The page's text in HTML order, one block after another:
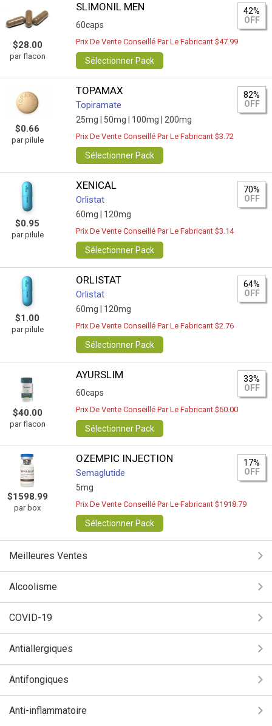
$28.00
par flacon
SLIMONIL MEN
60caps
42%
OFF
Prix De Vente Conseillé Par Le Fabricant $47.99
Sélectionner Pack
$0.66
par pilule
TOPAMAX
Topiramate
25mg | 50mg | 100mg | 200mg
82%
OFF
Prix De Vente Conseillé Par Le Fabricant $3.72
Sélectionner Pack
$0.95
par pilule
XENICAL
Orlistat
60mg | 120mg
70%
OFF
Prix De Vente Conseillé Par Le Fabricant $3.14
Sélectionner Pack
$1.00
par pilule
ORLISTAT
Orlistat
60mg | 120mg
64%
OFF
Prix De Vente Conseillé Par Le Fabricant $2.76
Sélectionner Pack
$40.00
par flacon
AYURSLIM
60caps
33%
OFF
Prix De Vente Conseillé Par Le Fabricant $60.00
Sélectionner Pack
$1598.99
par box
OZEMPIC INJECTION
Semaglutide
5mg
17%
OFF
Prix De Vente Conseillé Par Le Fabricant $1918.79
Sélectionner Pack
Meilleures Ventes
Alcoolisme
COVID-19
Antiallergiques
Antifongiques
Anti-inflammatoire